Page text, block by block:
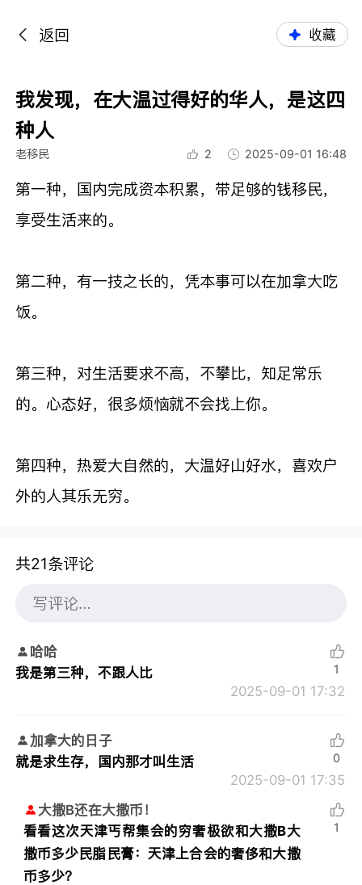
返回 收藏
我发现，在大温过得好的华人，是这四
种人
老移民 2 2025-09-01 16:48
第一种，国内完成资本积累，带足够的钱移民，
享受生活来的。
第二种，有一技之长的，凭本事可以在加拿大吃
饭。
第三种，对生活要求不高，不攀比，知足常乐
的。心态好，很多烦恼就不会找上你。
第四种，热爱大自然的，大温好山好水，喜欢户
外的人其乐无穷。
共21条评论
哈哈
我是第三种，不跟人比
2025-09-01 17:32
1
加拿大的日子
就是求生存，国内那才叫生活
2025-09-01 17:35
0
大撒B还在大撒币！
看看这次天津丐帮集会的穷奢极欲和大撒B大
撒币多少民脂民膏： 天津上合会的奢侈和大撒
币多少？
1